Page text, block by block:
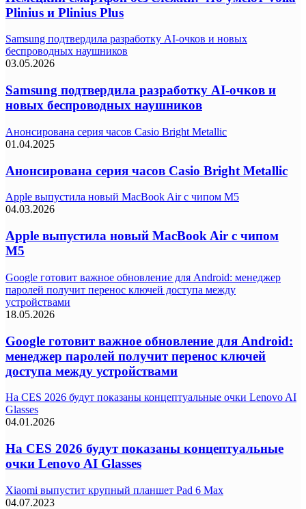
Plinius и Plinius Plus
Samsung подтвердила разработку AI-очков и новых
беспроводных наушников
03.05.2026
Samsung подтвердила разработку AI-очков и
новых беспроводных наушников
Анонсирована серия часов Casio Bright Metallic
01.04.2025
Анонсирована серия часов Casio Bright Metallic
Apple выпустила новый MacBook Air с чипом M5
04.03.2026
Apple выпустила новый MacBook Air с чипом
M5
Google готовит важное обновление для Android: менеджер
паролей получит перенос ключей доступа между
устройствами
18.05.2026
Google готовит важное обновление для Android:
менеджер паролей получит перенос ключей
доступа между устройствами
На CES 2026 будут показаны концептуальные очки Lenovo AI
Glasses
04.01.2026
На CES 2026 будут показаны концептуальные
очки Lenovo AI Glasses
Xiaomi выпустит крупный планшет Pad 6 Max
04.07.2023